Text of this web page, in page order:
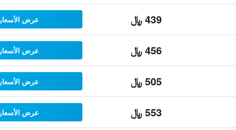
439 ﷼ عرض الأسعار
456 ﷼ عرض الأسعار
505 ﷼ عرض الأسعار
553 ﷼ عرض الأسعار